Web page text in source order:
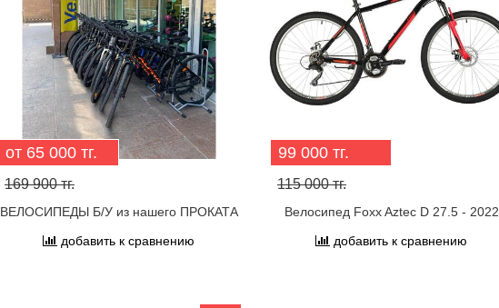
от 65 000 тг.
169 900 тг.
ВЕЛОСИПЕДЫ Б/У из нашего ПРОКАТА
добавить к сравнению
99 000 тг.
115 000 тг.
Велосипед Foxx Aztec D 27.5 - 2022
добавить к сравнению